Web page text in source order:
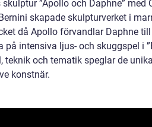
”Apollo och Daphne” med
skapade skulpturverket i
då Apollo förvandlar Daphne
på intensiva ljus- och skuggspel i
teknik och tematik speglar de
konstnär.